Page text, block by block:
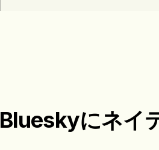
Blueskyにネイ